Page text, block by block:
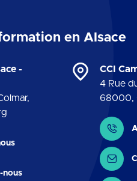
en Alsace
-
,
nous
CCI
4 Rue
68000,
Contact